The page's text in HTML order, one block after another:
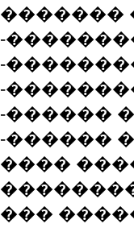
�������
-
-
-
-������
-������
����
���